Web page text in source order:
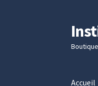
Aller
à
la
Aller
au
contenu
Accueil